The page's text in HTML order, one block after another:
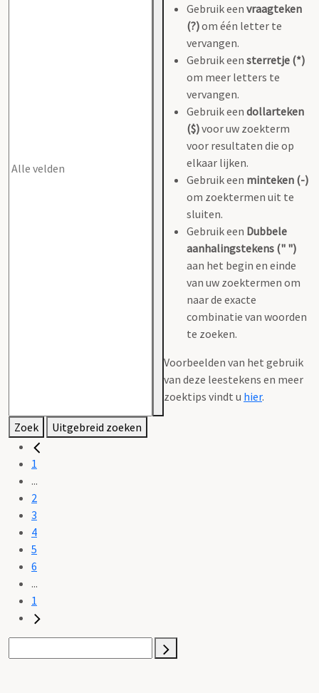
Gebruik een vraagteken
(?)om één letter te
vervangen.
Gebruik een sterretje (*)
om meer letters te
vervangen.
Gebruik een dollarteken
($)voor uw zoekterm
voor resultaten die op
elkaar lijken.
Gebruik een minteken (-)
om zoektermen uit te
sluiten.
Gebruik een Dubbele
aanhalingstekens (" ")
aan het begin en einde
van uw zoektermen om
naar de exacte
combinatie van woorden
te zoeken.
Voorbeelden van het gebruik
van deze leestekens en meer
zoektips vindt u hier.
Zoek Uitgebreid zoeken
1
...
2
3
4
5
6
...
1